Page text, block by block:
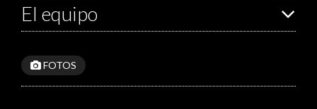
El equipo
FOTOS